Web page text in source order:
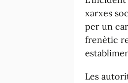
xarxes
per un
frenètic
Les